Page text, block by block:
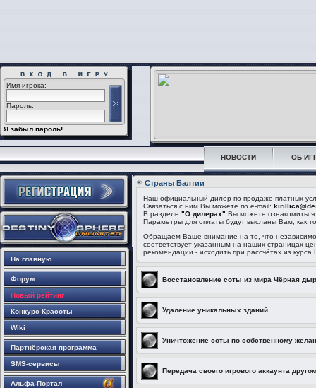
Имя игрока:
Пароль:
Я забыл пароль!
НОВОСТИ ОБ
На главную
Форум
Новый рейтинг
Конкурс Красоты
Wiki
Партнёрская программа
SMS-сервисы
Альфа-Портал
Страны Балтии
Наш официальный дилер по продаже платных
Связаться с ним Вы можете по e-mail:
В разделе "О дилерах" Вы можете
Параметры для оплаты будут высланы Вам, как
Обращаем Ваше внимание на то, что независимо
соответствует указанным на наших страницах
рекомендации - исходить при рассчётах из
Восстановление соты из мира Чёрная
Удаление уникальных зданий
Уничтожение соты по собственному
Передача своего игрового аккаунта